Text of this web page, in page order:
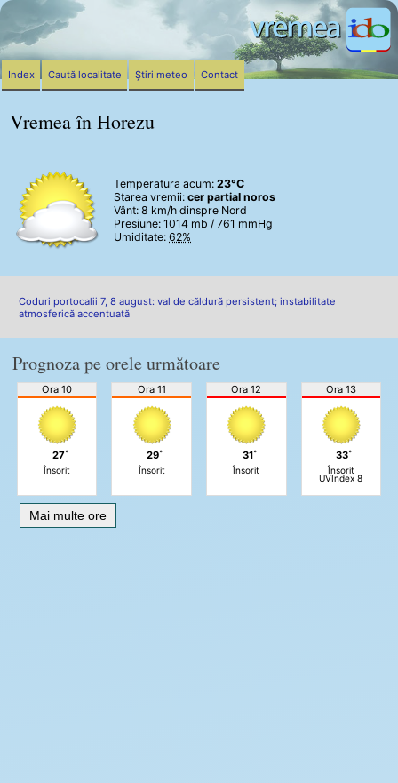
Vremea în Horezu
Temperatura acum: 23°C
Starea vremii: cer partial noros
Vânt: 8 km/h dinspre Nord
Presiune: 1014 mb / 761 mmHg
Umiditate: 62%
Coduri portocalii 7, 8 august: val de căldură persistent; instabilitate
atmosferică accentuată
Prognoza pe orele următoare
Ora 10
27˚
Însorit
Ora 11
29˚
Însorit
Ora 12
31˚
Însorit
Ora 13
33˚
Însorit
UVIndex 8
Mai multe ore
Index Caută localitate Știri meteo Contact